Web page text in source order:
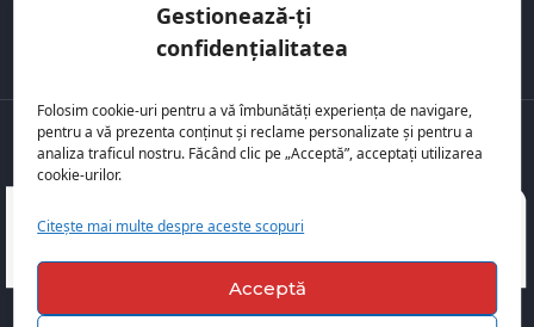
Gestionează-ți
confidențialitatea
Folosim cookie-uri pentru a vă îmbunătăți experiența de navigare,
pentru a vă prezenta conținut și reclame personalizate și pentru a
analiza traficul nostru. Făcând clic pe „Acceptă”, acceptați utilizarea
cookie-urilor.
Citește mai multe despre aceste scopuri
Acceptă
Blog Autoflux
Toate mașinile se regăsesc peAutoFlux